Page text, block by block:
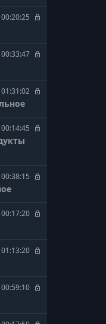
00:20:25
00:33:47
01:31:02
00:14:45
00:38:15
00:17:20
01:13:20
00:59:10